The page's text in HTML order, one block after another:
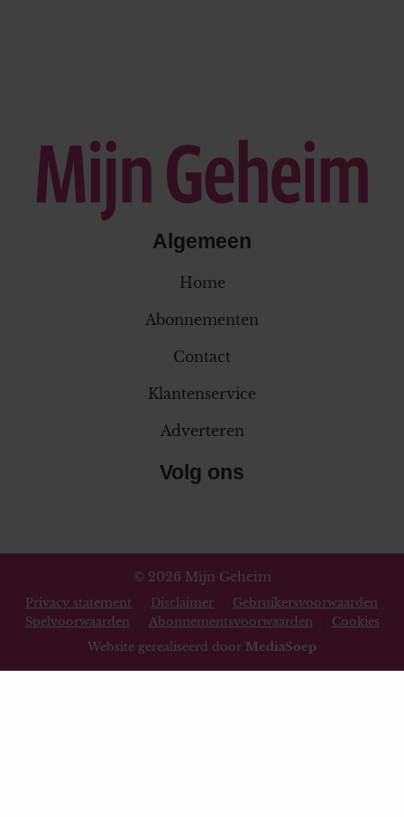
Algemeen
Home
Abonnementen
Contact
Klantenservice
Adverteren
Volg ons
© 2026 Mijn Geheim
Privacy statement Disclaimer
Gebruikersvoorwaarden
Spelvoorwaarden
Abonnementsvoorwaarden
Cookies
Website gerealiseerd door MediaSoep